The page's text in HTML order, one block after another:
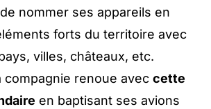
nommer ses appareils en
forts du territoire avec
villes, châteaux, etc.
compagnie renoue avec cette
en baptisant ses avions